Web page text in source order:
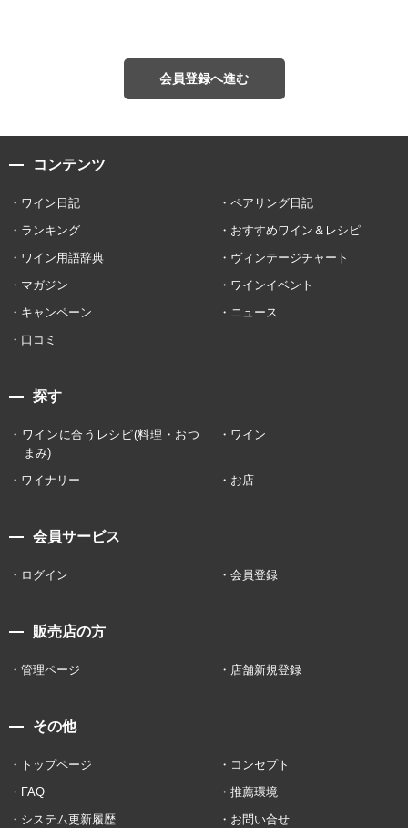
会員登録へ進む
コンテンツ
ワイン日記
ペアリング日記
ランキング
おすすめワイン＆レシピ
ワイン用語辞典
ヴィンテージチャート
マガジン
ワインイベント
キャンペーン
ニュース
口コミ
探す
ワインに合うレシピ(料理・おつ
まみ)
ワイン
ワイナリー お店
会員サービス
ログイン 会員登録
販売店の方
管理ページ 店舗新規登録
その他
トップページ
コンセプト
FAQ
推薦環境
システム更新履歴
お問い合せ